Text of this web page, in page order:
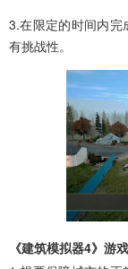
3.在限定的时间内完
有挑战性。
《建筑模拟器4》游